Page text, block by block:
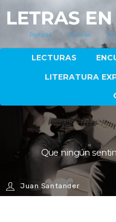
Portada Autores
LECTURAS
LITERATURA
Que ningún
Juan Santander